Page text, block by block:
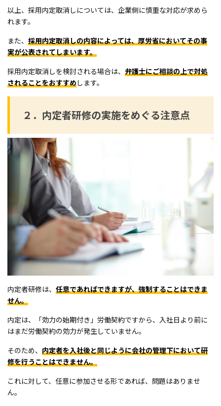
以上、採用内定取消しについては、企業側に慎重な対応が求めら
れます。
また、 採用内定取消しの内容によっては、厚労省においてその事
実が公表されてしまいます。
採用内定取消しを検討される場合は、 弁護士にご相談の上で対処
されることをおすすめ します。
２．内定者研修の実施をめぐる注意点
内定者研修は、 任意であればできますが、強制することはできま
せん。
内定は、「効力の始期付き」労働契約ですから、入社日より前に
はまだ労働契約の効力が発生していません。
そのため、 内定者を入社後と同じように会社の管理下において研
修を行うことはできません。
これに対して、任意に参加させる形であれば、問題はありませ
ん。